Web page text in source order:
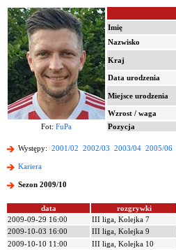
Imię
Nazwisko
Kraj
Data urodzenia
Miejsce urodzenia
Wzrost / waga
Fot: FuPa Pozycja
Występy: 2001/02 2002/03 2003/04 2005/06
Kariera
Sezon 2009/10
data rozgrywki
2009-09-29 16:00
III liga, Kolejka 7
2009-10-03 16:00
III liga, Kolejka 9
2009-10-10 11:00
III liga, Kolejka 10